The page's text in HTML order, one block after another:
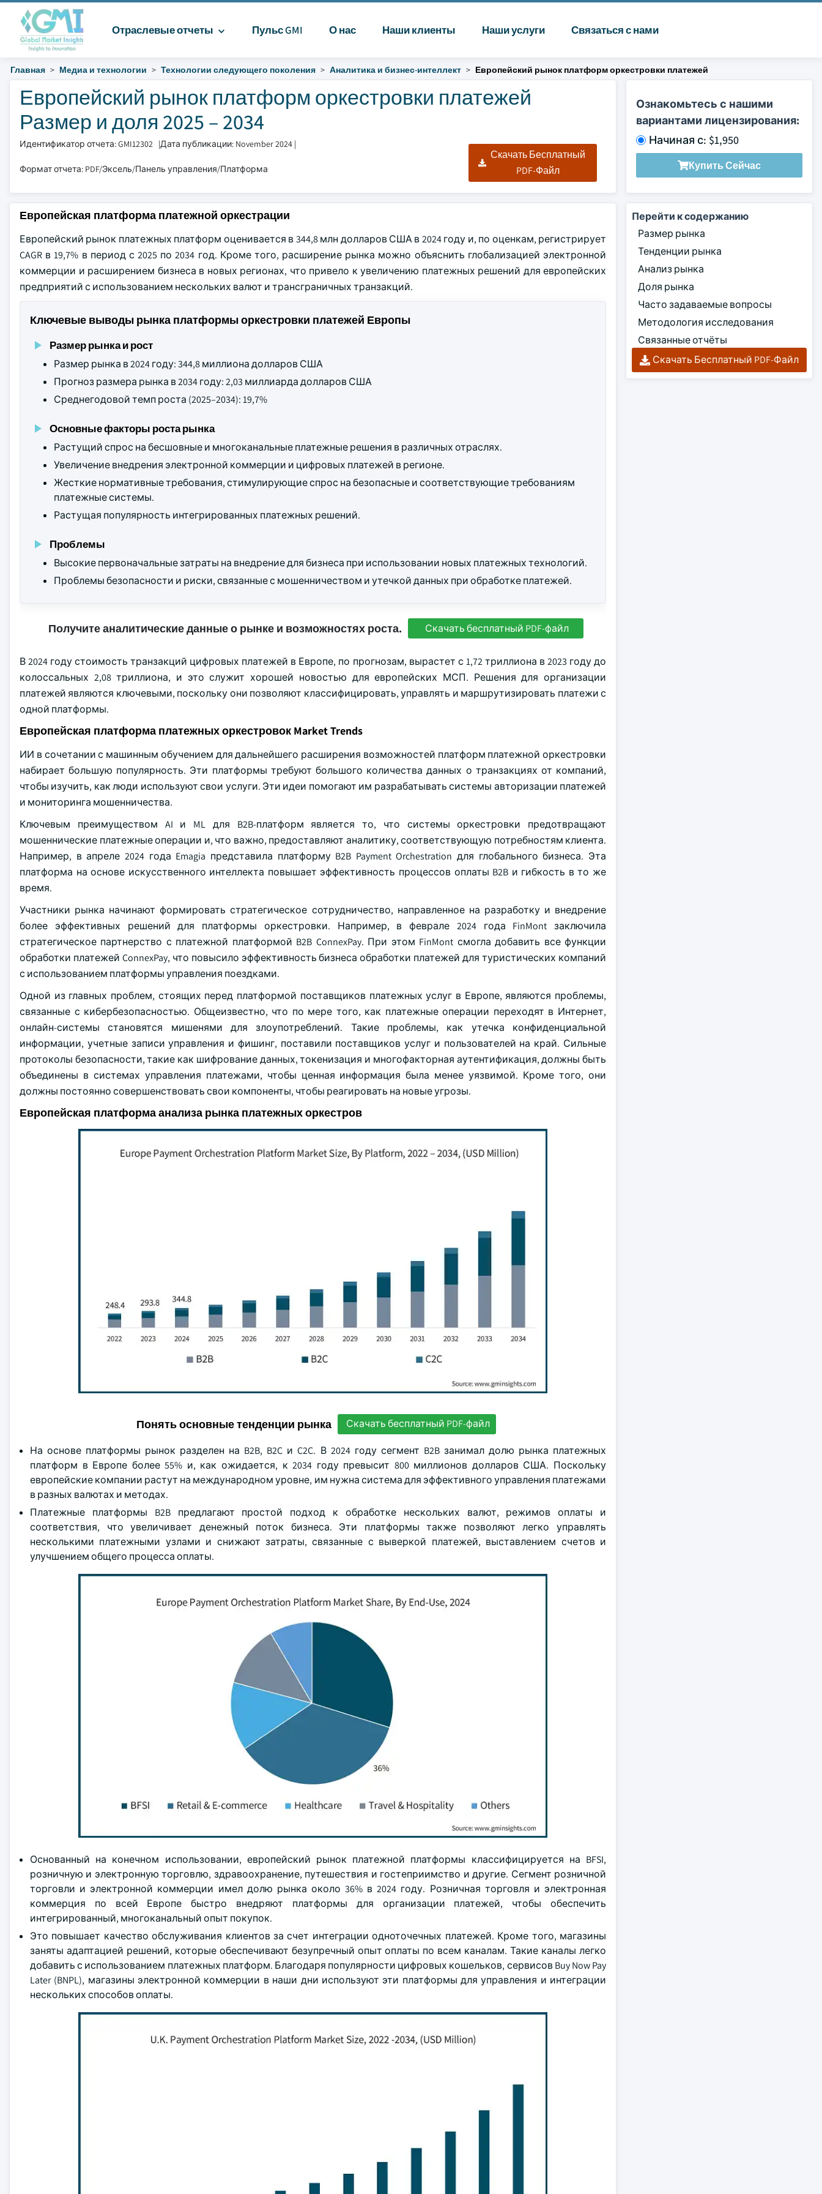
Отраслевые отчеты Пульс GMI О нас Наши клиенты Наши услуги Связаться с нами
Главная Медиа и технологии Технологии следующего поколения Аналитика и бизнес-интеллект Европейский рынок платформ оркестровки платежей
Европейский рынок платформ оркестровки платежей
Размер и доля 2025 – 2034
Идентификатор отчета: GMI12302 |Дата публикации: November 2024 |
Формат отчета: PDF/Эксель/Панель управления/Платформа
Скачать Бесплатный
PDF-Файл
Ознакомьтесь с нашими
вариантами лицензирования:
Начиная с: $1,950
Купить Сейчас
Европейская платформа платежной оркестрации
Европейский рынок платежных платформ оценивается в 344,8 млн долларов США в 2024 году и, по оценкам, регистрирует
CAGR в 19,7% в период с 2025 по 2034 год. Кроме того, расширение рынка можно объяснить глобализацией электронной
коммерции и расширением бизнеса в новых регионах, что привело к увеличению платежных решений для европейских
предприятий с использованием нескольких валют и трансграничных транзакций.
Ключевые выводы рынка платформы оркестровки платежей Европы
Размер рынка и рост
Размер рынка в 2024 году: 344,8 миллиона долларов США
Прогноз размера рынка в 2034 году: 2,03 миллиарда долларов США
Среднегодовой темп роста (2025–2034): 19,7%
Основные факторы роста рынка
Растущий спрос на бесшовные и многоканальные платежные решения в различных отраслях.
Увеличение внедрения электронной коммерции и цифровых платежей в регионе.
Жесткие нормативные требования, стимулирующие спрос на безопасные и соответствующие требованиям
платежные системы.
Растущая популярность интегрированных платежных решений.
Проблемы
Высокие первоначальные затраты на внедрение для бизнеса при использовании новых платежных технологий.
Проблемы безопасности и риски, связанные с мошенничеством и утечкой данных при обработке платежей.
Получите аналитические данные о рынке и возможностях роста. Скачать бесплатный PDF-файл
В 2024 году стоимость транзакций цифровых платежей в Европе, по прогнозам, вырастет с 1,72 триллиона в 2023 году до
колоссальных 2,08 триллиона, и это служит хорошей новостью для европейских МСП. Решения для организации
платежей являются ключевыми, поскольку они позволяют классифицировать, управлять и маршрутизировать платежи с
одной платформы.
Европейская платформа платежных оркестровок Market Trends
ИИ в сочетании с машинным обучением для дальнейшего расширения возможностей платформ платежной оркестровки
набирает большую популярность. Эти платформы требуют большого количества данных о транзакциях от компаний,
чтобы изучить, как люди используют свои услуги. Эти идеи помогают им разрабатывать системы авторизации платежей
и мониторинга мошенничества.
Ключевым преимуществом AI и ML для B2B-платформ является то, что системы оркестровки предотвращают
мошеннические платежные операции и, что важно, предоставляют аналитику, соответствующую потребностям клиента.
Например, в апреле 2024 года Emagia представила платформу B2B Payment Orchestration для глобального бизнеса. Эта
платформа на основе искусственного интеллекта повышает эффективность процессов оплаты B2B и гибкость в то же
время.
Участники рынка начинают формировать стратегическое сотрудничество, направленное на разработку и внедрение
более эффективных решений для платформы оркестровки. Например, в феврале 2024 года FinMont заключила
стратегическое партнерство с платежной платформой B2B ConnexPay. При этом FinMont смогла добавить все функции
обработки платежей ConnexPay, что повысило эффективность бизнеса обработки платежей для туристических компаний
с использованием платформы управления поездками.
Одной из главных проблем, стоящих перед платформой поставщиков платежных услуг в Европе, являются проблемы,
связанные с кибербезопасностью. Общеизвестно, что по мере того, как платежные операции переходят в Интернет,
онлайн-системы становятся мишенями для злоупотреблений. Такие проблемы, как утечка конфиденциальной
информации, учетные записи управления и фишинг, поставили поставщиков услуг и пользователей на край. Сильные
протоколы безопасности, такие как шифрование данных, токенизация и многофакторная аутентификация, должны быть
объединены в системах управления платежами, чтобы ценная информация была менее уязвимой. Кроме того, они
должны постоянно совершенствовать свои компоненты, чтобы реагировать на новые угрозы.
Европейская платформа анализа рынка платежных оркестров
Понять основные тенденции рынка Скачать бесплатный PDF-файл
На основе платформы рынок разделен на B2B, B2C и C2C. В 2024 году сегмент B2B занимал долю рынка платежных
платформ в Европе более 55% и, как ожидается, к 2034 году превысит 800 миллионов долларов США. Поскольку
европейские компании растут на международном уровне, им нужна система для эффективного управления платежами
в разных валютах и методах.
Платежные платформы B2B предлагают простой подход к обработке нескольких валют, режимов оплаты и
соответствия, что увеличивает денежный поток бизнеса. Эти платформы также позволяют легко управлять
несколькими платежными узлами и снижают затраты, связанные с выверкой платежей, выставлением счетов и
улучшением общего процесса оплаты.
Основанный на конечном использовании, европейский рынок платежной платформы классифицируется на BFSI,
розничную и электронную торговлю, здравоохранение, путешествия и гостеприимство и другие. Сегмент розничной
торговли и электронной коммерции имел долю рынка около 36% в 2024 году. Розничная торговля и электронная
коммерция по всей Европе быстро внедряют платформы для организации платежей, чтобы обеспечить
интегрированный, многоканальный опыт покупок.
Это повышает качество обслуживания клиентов за счет интеграции одноточечных платежей. Кроме того, магазины
заняты адаптацией решений, которые обеспечивают безупречный опыт оплаты по всем каналам. Такие каналы легко
добавить с использованием платежных платформ. Благодаря популярности цифровых кошельков, сервисов Buy Now Pay
Later (BNPL), магазины электронной коммерции в наши дни используют эти платформы для управления и интеграции
нескольких способов оплаты.
Перейти к содержанию
Размер рынка
Тенденции рынка
Анализ рынка
Доля рынка
Часто задаваемые вопросы
Методология исследования
Связанные отчёты
Скачать Бесплатный PDF-Файл